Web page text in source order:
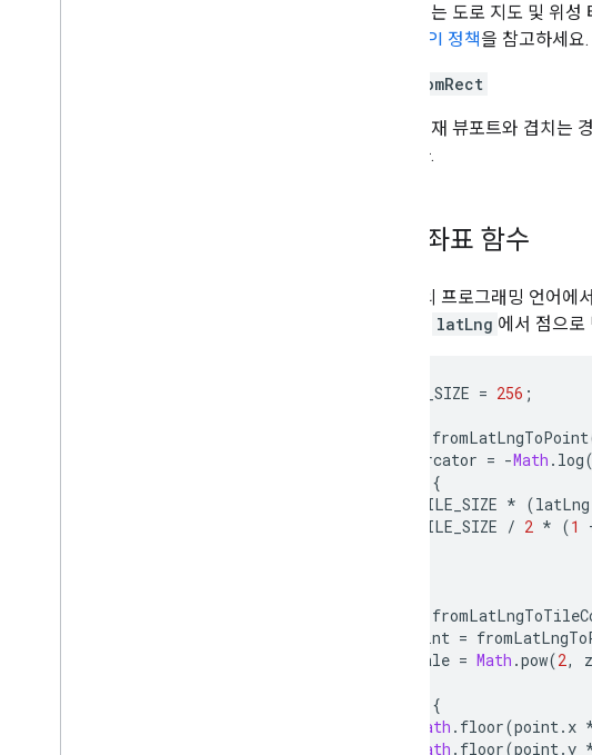
에는 도로 지도 및 위
API 정책 을 참고하세요.
maxZoomRect
현재 뷰포트와 겹치는
다.
타일 좌표 함수
대부분의 프로그래밍 언어
latLng 에서 점으로
TILE_SIZE = 256 ;
fromLatLngToPoint
mercator = -Math . log(
{
TILE_SIZE * (latLng
TILE_SIZE / 2 * (1
point =
scale = Math .pow(2,
{
Math . floor(point. x
Math . floor(point.y